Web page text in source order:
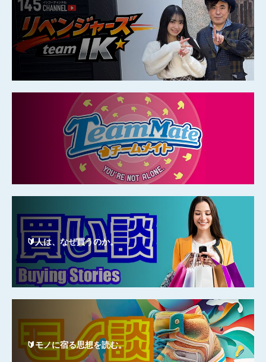
🔰人は、なぜ買うのか。
🔰モノに宿る思想を読む。